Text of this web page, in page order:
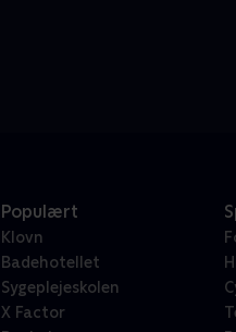
Populært
Klovn
Badehotellet
Sygeplejeskolen
X Factor